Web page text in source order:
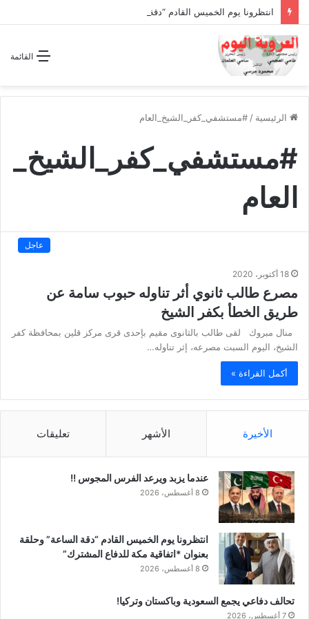
القائمة
الرئيسية / #مستشفي_كفر_الشيخ_العام
#مستشفي_كفر_الشيخ_
العام
عاجل
18 أكتوبر، 2020
مصرع طالب ثانوي أثر تناوله حبوب سامة عن
طريق الخطأ بكفر الشيخ
منال مبروك لقى طالب بالثانوى مقيم بإحدى قرى مركز قلين بمحافظة كفر
الشيخ، اليوم السبت مصرعه، إثر تناوله…
أكمل القراءة »
الأخيرة الأشهر تعليقات
عندما يزبد ويرعد الفرس المجوس !!
8 أغسطس، 2026
انتظرونا يوم الخميس القادم “دقة الساعة” وحلقة
بعنوان *اتفاقية مكة للدفاع المشترك”
8 أغسطس، 2026
تحالف دفاعي يجمع السعودية وباكستان وتركيا!
7 أغسطس، 2026